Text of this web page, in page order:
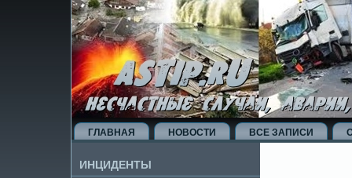
ГЛАВНАЯ НОВОСТИ ВСЕ ЗАПИСИ
ИНЦИДЕНТЫ